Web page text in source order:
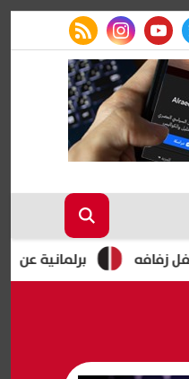
youtube
instagram
rss feed
برلمانية عن عدم